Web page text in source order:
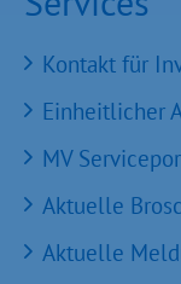
Kontakt für
Einheitlicher
MV
Aktuelle
Aktuelle